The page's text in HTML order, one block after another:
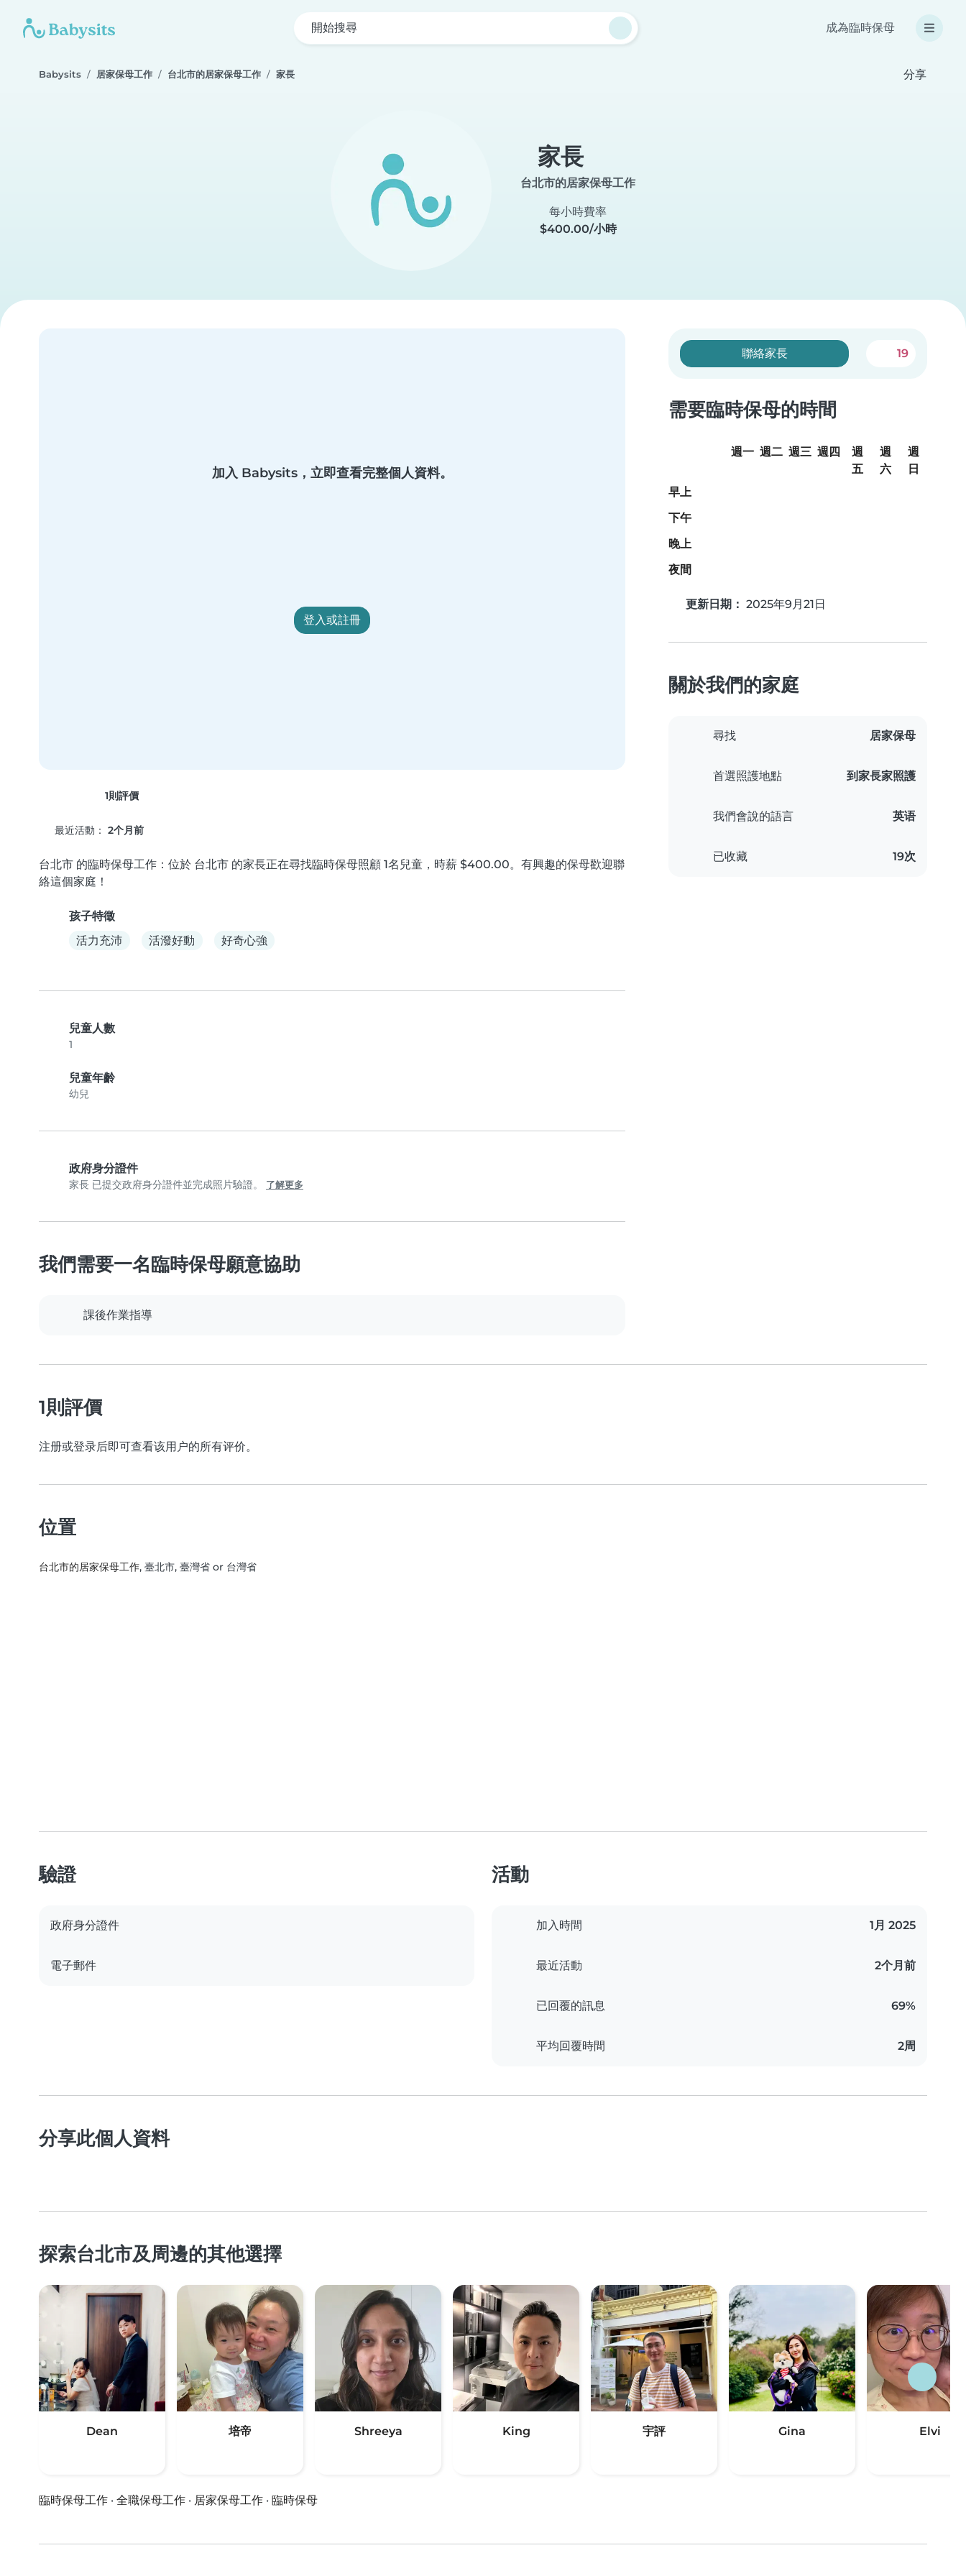
開始搜尋 成為臨時保母
Babysits 居家保母工作 台北市的居家保母工作 家長 分享
家長
台北市的居家保母工作
每小時費率
$400.00/小時
加入 Babysits，立即查看完整個人資料。
登入或註冊
1則評價
最近活動： 2个月前
台北市 的臨時保母工作：位於 台北市 的家長正在尋找臨時保母照顧 1名兒童，時薪 $400.00。有興趣的保母歡迎聯
絡這個家庭！
孩子特徵
活力充沛
活潑好動 好奇心強
兒童人數
1
兒童年齡
幼兒
政府身分證件
家長 已提交政府身分證件並完成照片驗證。 了解更多
聯絡家長 19
需要臨時保母的時間
週一 週二 週三 週四
週
五
週
六
週
日
早上
下午
晚上
夜間
更新日期： 2025年9月21日
關於我們的家庭
尋找 居家保母
首選照護地點 到家長家照護
我們會說的語言 英语
已收藏 19次
我們需要一名臨時保母願意協助
課後作業指導
1則評價
注册或登录后即可查看该用户的所有评价。
位置
台北市的居家保母工作, 臺北市, 臺灣省 or 台灣省
驗證
政府身分證件
電子郵件
活動
加入時間 1月 2025
最近活動 2个月前
已回覆的訊息 69%
平均回覆時間 2周
分享此個人資料
探索台北市及周邊的其他選擇
Dean 培帝 Shreeya King 宇評 Gina Elvi
臨時保母工作 · 全職保母工作 · 居家保母工作 · 臨時保母